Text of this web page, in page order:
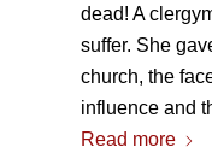
dead! A
suffer. She
church, the
influence and
Read more